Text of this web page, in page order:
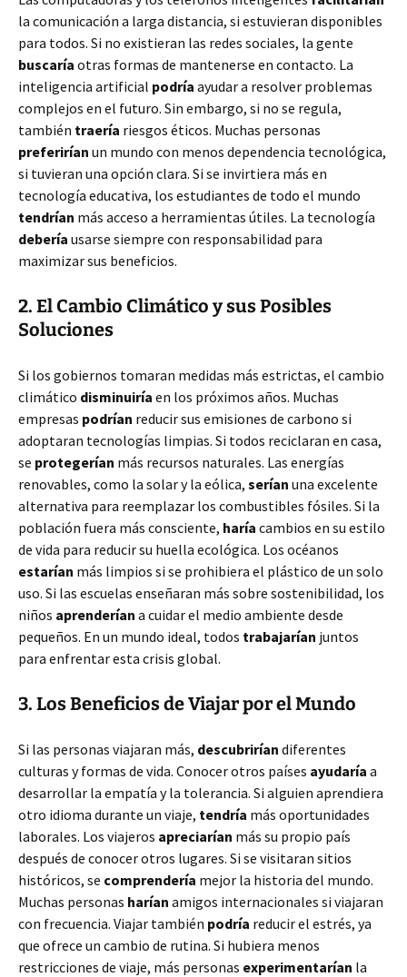
la comunicación a larga distancia, si estuvieran disponibles
para todos. Si no existieran las redes sociales, la gente
buscaría otras formas de mantenerse en contacto. La
inteligencia artificial podría ayudar a resolver problemas
complejos en el futuro. Sin embargo, si no se regula,
también traería riesgos éticos. Muchas personas
preferirían un mundo con menos dependencia tecnológica,
si tuvieran una opción clara. Si se invirtiera más en
tecnología educativa, los estudiantes de todo el mundo
tendrían más acceso a herramientas útiles. La tecnología
debería usarse siempre con responsabilidad para
maximizar sus beneficios.
2. El Cambio Climático y sus Posibles
Soluciones
Si los gobiernos tomaran medidas más estrictas, el cambio
climático disminuiría en los próximos años. Muchas
empresas podrían reducir sus emisiones de carbono si
adoptaran tecnologías limpias. Si todos reciclaran en casa,
se protegerían más recursos naturales. Las energías
renovables, como la solar y la eólica, serían una excelente
alternativa para reemplazar los combustibles fósiles. Si la
población fuera más consciente, haría cambios en su estilo
de vida para reducir su huella ecológica. Los océanos
estarían más limpios si se prohibiera el plástico de un solo
uso. Si las escuelas enseñaran más sobre sostenibilidad, los
niños aprenderían a cuidar el medio ambiente desde
pequeños. En un mundo ideal, todos trabajarían juntos
para enfrentar esta crisis global.
3. Los Beneficios de Viajar por el Mundo
Si las personas viajaran más, descubrirían diferentes
culturas y formas de vida. Conocer otros países ayudaría a
desarrollar la empatía y la tolerancia. Si alguien aprendiera
otro idioma durante un viaje, tendría más oportunidades
laborales. Los viajeros apreciarían más su propio país
después de conocer otros lugares. Si se visitaran sitios
históricos, se comprendería mejor la historia del mundo.
Muchas personas harían amigos internacionales si viajaran
con frecuencia. Viajar también podría reducir el estrés, ya
que ofrece un cambio de rutina. Si hubiera menos
restricciones de viaje, más personas experimentarían la